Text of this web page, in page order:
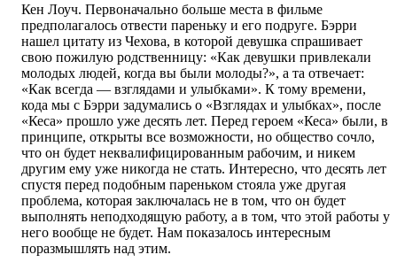
Кен Лоуч. Первоначально больше места в фильме
предполагалось отвести пареньку и его подруге. Бэрри
нашел цитату из Чехова, в которой девушка спрашивает
свою пожилую родственницу: «Как девушки привлекали
молодых людей, когда вы были молоды?», а та отвечает:
«Как всегда — взглядами и улыбками». К тому времени,
кода мы с Бэрри задумались о «Взглядах и улыбках», после
«Кеса» прошло уже десять лет. Перед героем «Кеса» были, в
принципе, открыты все возможности, но общество сочло,
что он будет неквалифицированным рабочим, и никем
другим ему уже никогда не стать. Интересно, что десять лет
спустя перед подобным пареньком стояла уже другая
проблема, которая заключалась не в том, что он будет
выполнять неподходящую работу, а в том, что этой работы у
него вообще не будет. Нам показалось интересным
поразмышлять над этим.